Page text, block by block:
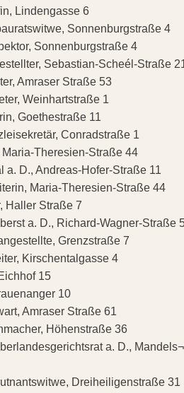
Lindengasse 6
Sonnenburgstraße 4
Sonnenburgstraße 4
Sebastian-Scheél-Straße
Amraser Straße 53
Weinhartstraße 1
Goethestraße 11
Conradstraße 1
Theresien-Straße 44
D., Andreas-Hofer-Straße 11
Maria-Theresien-Straße 44
Haller Straße 7
a. D., Richard-Wagner-Straße
Grenzstraße 7
Kirschentalgasse 4
15
10
Amraser Straße 61
Höhenstraße 36
a. D., Mandels¬
Dreiheiligenstraße 31